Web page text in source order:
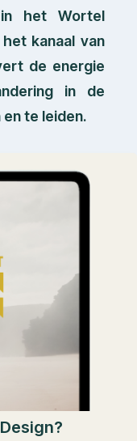
het Wortel
kanaal van
de energie
in de
te leiden.